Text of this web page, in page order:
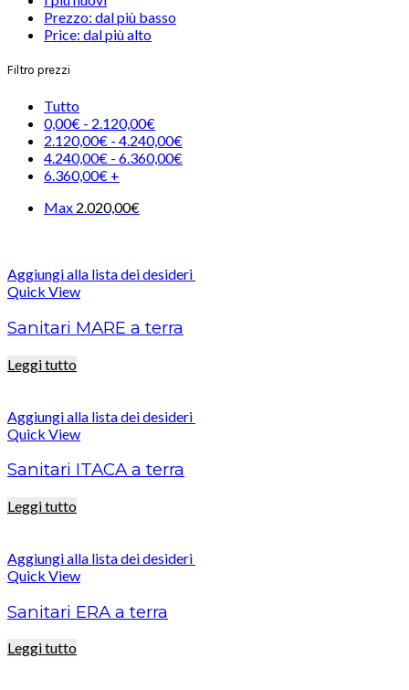
Prezzo: dal più basso
Price: dal più alto
Filtro prezzi
Tutto
0,00€ - 2.120,00€
2.120,00€ - 4.240,00€
4.240,00€ - 6.360,00€
6.360,00€ +
Max 2.020,00€
Aggiungi alla lista dei desideri
Quick View
Sanitari MARE a terra
Leggi tutto
Aggiungi alla lista dei desideri
Quick View
Sanitari ITACA a terra
Leggi tutto
Aggiungi alla lista dei desideri
Quick View
Sanitari ERA a terra
Leggi tutto